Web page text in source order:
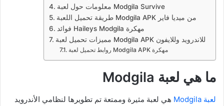
معلومات حول لعبة Modgila Survive
طريقة تحميل اللعبة Modgila APK من ميديا فاير
فوائد Haileys Modgila مهكرة
مميزات تحميل لعبة Modgila APK للاندرويد وللايفون
روابط تحميل لعبة Modgila APK مهكرة
ما هي لعبة Modgila
لعبة Modgila
هي لعبة مثيرة وممتعة تم تطويرها لنظامي الأندرويد